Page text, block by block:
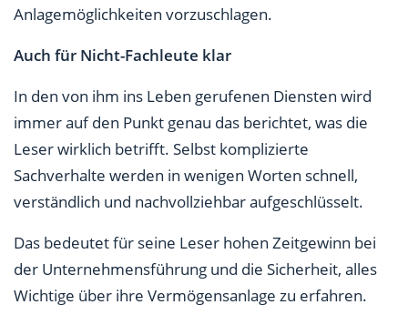
Anlagemöglichkeiten vorzuschlagen.
Auch für Nicht-Fachleute klar
In den von ihm ins Leben gerufenen Diensten wird
immer auf den Punkt genau das berichtet, was die
Leser wirklich betrifft. Selbst komplizierte
Sachverhalte werden in wenigen Worten schnell,
verständlich und nachvollziehbar aufgeschlüsselt.
Das bedeutet für seine Leser hohen Zeitgewinn bei
der Unternehmensführung und die Sicherheit, alles
Wichtige über ihre Vermögensanlage zu erfahren.